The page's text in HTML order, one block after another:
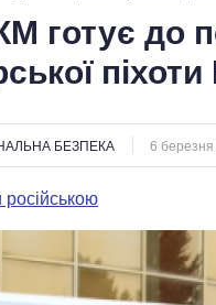
готує до
БЕЗПЕКА 6
російською